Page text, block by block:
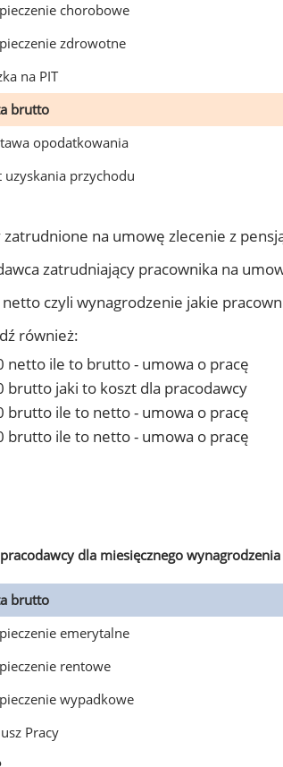
chorobowe
zdrowotne
na PIT
brutto
opodatkowania
uzyskania przychodu
zatrudnione na umowę zlecenie z
zatrudniający pracownika na
netto czyli wynagrodzenie jakie
również:
netto ile to brutto - umowa o pracę
brutto jaki to koszt dla pracodawcy
brutto ile to netto - umowa o pracę
brutto ile to netto - umowa o pracę
dla miesięcznego
brutto
emerytalne
rentowe
wypadkowe
Pracy